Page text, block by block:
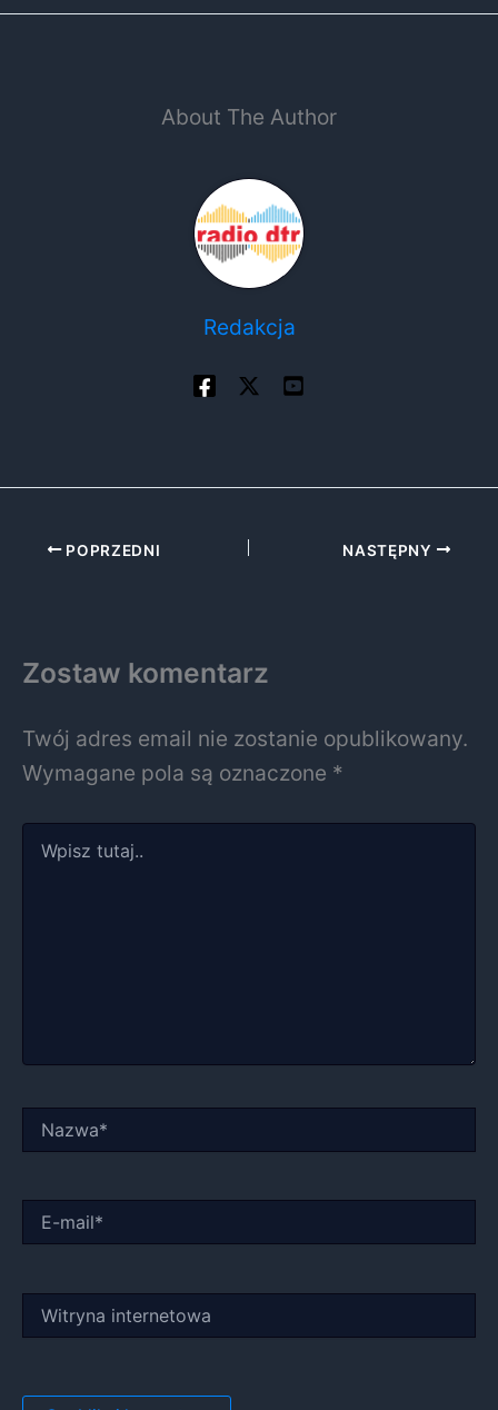
About The Author
Redakcja
POPRZEDNI NASTĘPNY
Zostaw komentarz
Twój adres email nie zostanie opublikowany.
Wymagane pola są oznaczone *
tutaj..
mail*
internetowa